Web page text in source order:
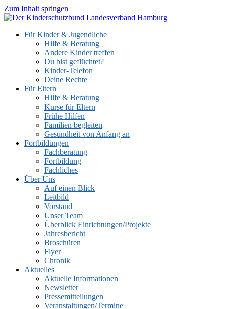
Zum Inhalt springen
Für Kinder & Jugendliche
Hilfe & Beratung
Andere Kinder treffen
Du bist geflüchtet?
Kinder-Telefon
Deine Rechte
Für Eltern
Hilfe & Beratung
Kurse für Eltern
Frühe Hilfen
Familien begleiten
Gesundheit von Anfang an
Fortbildungen
Fachberatung
Fortbildung
Fachliches
Über Uns
Auf einen Blick
Leitbild
Vorstand
Unser Team
Überblick Einrichtungen/Projekte
Jahresbericht
Broschüren
Flyer
Chronik
Aktuelles
Aktuelle Informationen
Newsletter
Pressemitteilungen
Veranstaltungen/Termine